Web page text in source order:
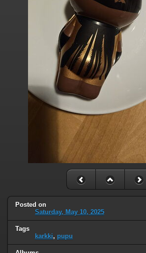
Posted on
Saturday, May 10, 2025
Tags
karkki, pupu